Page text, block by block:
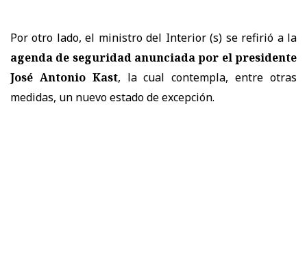
Por otro lado, el ministro del Interior (s) se refirió a la
agenda de seguridad anunciada por el presidente
José Antonio Kast, la cual contempla, entre otras
medidas, un nuevo estado de excepción.